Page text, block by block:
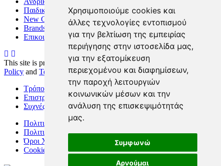
Χρησιμοποιούμε cookies και
άλλες τεχνολογίες εντοπισμού
για την βελτίωση της εμπειρίας
περιήγησης στην ιστοσελίδα μας,
για την εξατομίκευση
περιεχομένου και διαφημίσεων,
την παροχή λειτουργιών
κοινωνικών μέσων και την
ανάλυση της επισκεψιμότητάς
μας.
Συμφωνώ
Αρνούμαι
Παιδικά
New Collection
Brands
Επικοινωνία
This site is protected by reCAPTCHA and the Google
Policy and Terms of Serviceapply.
Τρόποι Πληρωμής
Επιστροφές/Αλλαγες
Συχνές Ερωτήσεις
Πολιτική Απορρήτου
Πολιτική Cookies
Όροι Χρήσης
Cookies preferences